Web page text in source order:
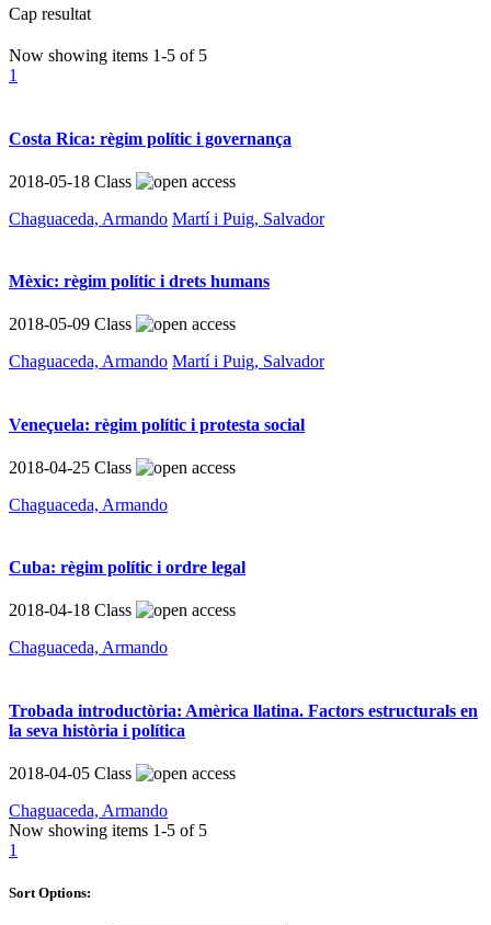
Cap resultat
Now showing items 1-5 of 5
1
Costa Rica: règim polític i governança
2018-05-18 Class
Chaguaceda, Armando Martí i Puig, Salvador
Mèxic: règim polític i drets humans
2018-05-09 Class
Chaguaceda, Armando Martí i Puig, Salvador
Veneçuela: règim polític i protesta social
2018-04-25 Class
Chaguaceda, Armando
Cuba: règim polític i ordre legal
2018-04-18 Class
Chaguaceda, Armando
Trobada introductòria: Amèrica llatina. Factors estructurals en
la seva història i política
2018-04-05 Class
Chaguaceda, Armando
Now showing items 1-5 of 5
1
Sort Options: